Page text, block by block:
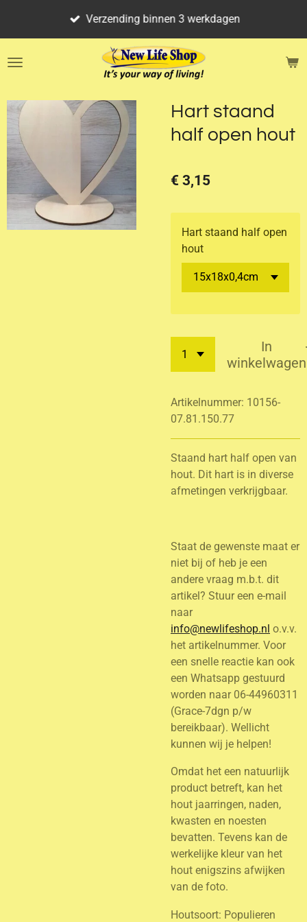
de
Verzending binnen 3 werkdagen
Hart staand
half open hout
€ 3,15
Hart staand half open
hout
In
winkelwagen
Artikelnummer: 10156-
07.81.150.77
Staand hart half open van
hout. Dit hart is in diverse
afmetingen verkrijgbaar.
Staat de gewenste maat er
niet bij of heb je een
andere vraag m.b.t. dit
artikel? Stuur een e-mail
naar
info@newlifeshop.nl o.v.v.
het artikelnummer. Voor
een snelle reactie kan ook
een Whatsapp gestuurd
worden naar 06-44960311
(Grace-7dgn p/w
bereikbaar). Wellicht
kunnen wij je helpen!
Omdat het een natuurlijk
product betreft, kan het
hout jaarringen, naden,
kwasten en noesten
bevatten. Tevens kan de
werkelijke kleur van het
hout enigszins afwijken
van de foto.
Houtsoort: Populieren